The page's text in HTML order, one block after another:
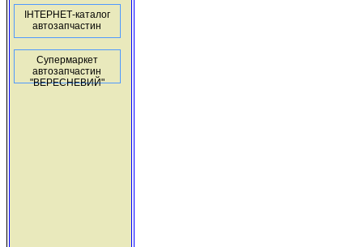
ІНТЕРНЕТ-каталог
автозапчастин
Супермаркет
автозапчастин
"ВЕРЕСНЕВИЙ"